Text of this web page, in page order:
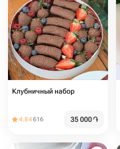
Клубничный набор
4.84616 35 000֏